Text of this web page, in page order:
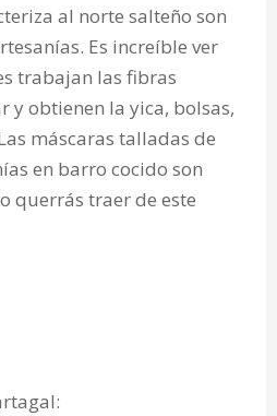
al norte salteño son
Es increíble ver
trabajan las fibras
y obtienen la yica, bolsas,
máscaras talladas de
en barro cocido son
querrás traer de este